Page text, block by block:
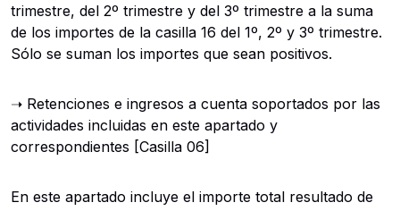
trimestre, del 2º trimestre y del 3º trimestre a la suma
de los importes de la casilla 16 del 1º, 2º y 3º trimestre.
Sólo se suman los importes que sean positivos.
➝ Retenciones e ingresos a cuenta soportados por las
actividades incluidas en este apartado y
correspondientes [Casilla 06]
En este apartado incluye el importe total resultado de